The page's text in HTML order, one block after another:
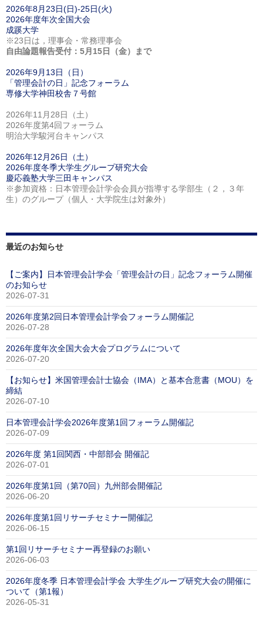
2026年8月23日(日)-25日(火)
2026年度年次全国大会
成蹊大学
※23日は，理事会・常務理事会
自由論題報告受付：5月15日（金）まで
2026年9月13日（日）
「管理会計の日」記念フォーラム
専修大学神田校舎７号館
2026年11月28日（土）
2026年度第4回フォーラム
明治大学駿河台キャンパス
2026年12月26日（土）
2026年度冬季大学生グループ研究大会
慶応義塾大学三田キャンパス
※参加資格：日本管理会計学会会員が指導する学部生（２，３年
生）のグループ（個人・大学院生は対象外）
最近のお知らせ
【ご案内】日本管理会計学会「管理会計の日」記念フォーラム開催
のお知らせ
2026-07-31
2026年度第2回日本管理会計学会フォーラム開催記
2026-07-28
2026年度年次全国大会大会プログラムについて
2026-07-20
【お知らせ】米国管理会計士協会（IMA）と基本合意書（MOU）を
締結
2026-07-10
日本管理会計学会2026年度第1回フォーラム開催記
2026-07-09
2026年度 第1回関西・中部部会 開催記
2026-07-01
2026年度第1回（第70回）九州部会開催記
2026-06-20
2026年度第1回リサーチセミナー開催記
2026-06-15
第1回リサーチセミナー再登録のお願い
2026-06-03
2026年度冬季 日本管理会計学会 大学生グループ研究大会の開催に
ついて（第1報）
2026-05-31